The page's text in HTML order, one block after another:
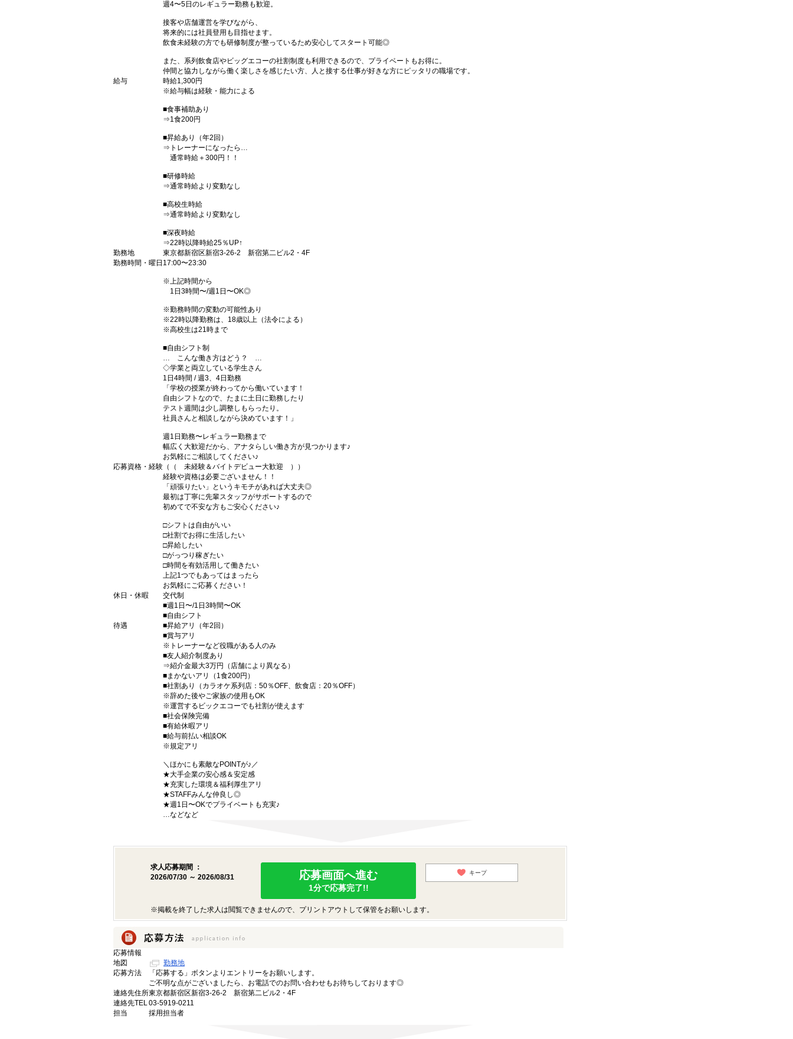
週4〜5日のレギュラー勤務も歓迎。
接客や店舗運営を学びながら、
将来的には社員登用も目指せます。
飲食未経験の方でも研修制度が整っているため安心してスタート可能◎
また、系列飲食店やビッグエコーの社割制度も利用できるので、プライベートもお得に。
仲間と協力しながら働く楽しさを感じたい方、人と接する仕事が好きな方にピッタリの職場です。
給与
時給1,300円
※給与幅は経験・能力による
■食事補助あり
⇒1食200円
■昇給あり（年2回）
⇒トレーナーになったら…
通常時給＋300円！！
■研修時給
⇒通常時給より変動なし
■高校生時給
⇒通常時給より変動なし
■深夜時給
⇒22時以降時給25％UP↑
勤務地
東京都新宿区新宿3-26-2 新宿第二ビル2・4F
勤務時間・曜日 17:00〜23:30
※上記時間から
1日3時間〜/週1日〜OK◎
※勤務時間の変動の可能性あり
※22時以降勤務は、18歳以上（法令による）
※高校生は21時まで
■自由シフト制
… こんな働き方はどう？ …
◇学業と両立している学生さん
1日4時間 / 週3、4日勤務
「学校の授業が終わってから働いています！
自由シフトなので、たまに土日に勤務したり
テスト週間は少し調整しもらったり。
社員さんと相談しながら決めています！」
週1日勤務〜レギュラー勤務まで
幅広く大歓迎だから、アナタらしい働き方が見つかります♪
お気軽にご相談してください♪
応募資格・経験 （（ 未経験＆バイトデビュー大歓迎 ））
経験や資格は必要ございません！！
「頑張りたい」というキモチがあれば大丈夫◎
最初は丁寧に先輩スタッフがサポートするので
初めてで不安な方もご安心ください♪
□シフトは自由がいい
□社割でお得に生活したい
□昇給したい
□がっつり稼ぎたい
□時間を有効活用して働きたい
上記1つでもあってはまったら
お気軽にご応募ください！
休日・休暇
交代制
■週1日〜/1日3時間〜OK
■自由シフト
待遇
■昇給アリ（年2回）
■賞与アリ
※トレーナーなど役職がある人のみ
■友人紹介制度あり
⇒紹介金最大3万円（店舗により異なる）
■まかないアリ（1食200円）
■社割あり（カラオケ系列店：50％OFF、飲食店：20％OFF）
※辞めた後やご家族の使用もOK
※運営するビックエコーでも社割が使えます
■社会保険完備
■有給休暇アリ
■給与前払い相談OK
※規定アリ
＼ほかにも素敵なPOINTが♪／
★大手企業の安心感＆安定感
★充実した環境＆福利厚生アリ
★STAFFみんな仲良し◎
★週1日〜OKでプライベートも充実♪
…などなど
求人応募期間 ：
2026/07/30 ～ 2026/08/31
応募画面へ進む
1分で応募完了!!
キープ
※掲載を終了した求人は閲覧できませんので、プリントアウトして保管をお願いします。
応募情報
地図
勤務地
応募方法
「応募する」ボタンよりエントリーをお願いします。
ご不明な点がございましたら、お電話でのお問い合わせもお待ちしております◎
連絡先住所東京都新宿区新宿3-26-2 新宿第二ビル2・4F
連絡先TEL03-5919-0211
担当
採用担当者